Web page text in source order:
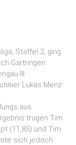
Staffel 2, ging
Gärtringen.
III.
Lukas Menz
aus
trugen Tim
(11,85) und Tim
sich jedoch